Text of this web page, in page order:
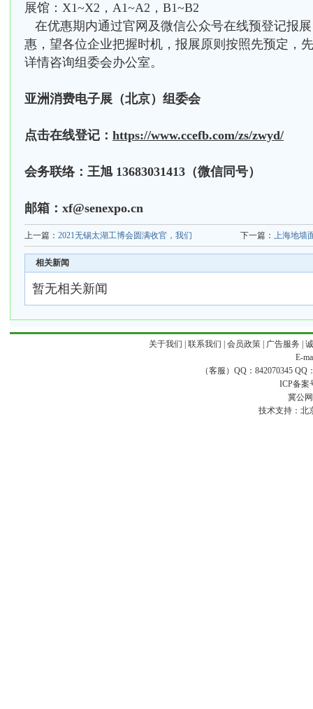
展馆：X1~X2，A1~A2，B1~B2
在优惠期内通过官网及微信公众号在线预登记报
惠，望各位企业把握时机，报展原则按照先预定，
详情咨询组委会办公室。
亚洲消费电子展（北京）组委会
点击在线登记： https://www.ccefb.com/zs/zwyd/
会务联络：王旭13683031413（微信同号）
邮箱：xf@senexpo.cn
上一篇： 2021无锡太湖工博会圆满收官，我们 下一篇： 上海地墙
相关新闻
暂无相关新闻
关于我们 联系我们 会员政策| 广告服务
E-
（客服）QQ：842070345 QQ
ICP备案
冀公
技术支持： 北